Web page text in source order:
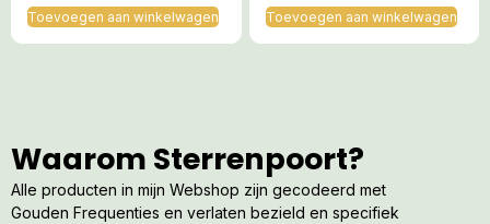
Toevoegen aan winkelwagen Toevoegen aan winkelwagen
Waarom Sterrenpoort?
Alle producten in mijn Webshop zijn gecodeerd met
Gouden Frequenties en verlaten bezield en specifiek